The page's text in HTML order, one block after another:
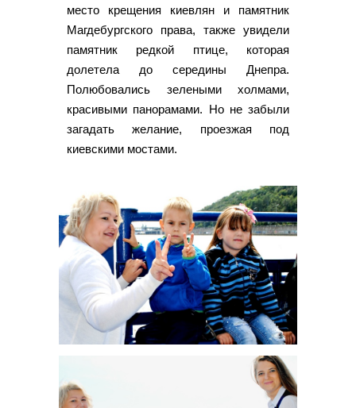
место крещения киевлян и памятник
Магдебургского права, также увидели
памятник редкой птице, которая
долетела до середины Днепра.
Полюбовались зелеными холмами,
красивыми панорамами. Но не забыли
загадать желание, проезжая под
киевскими мостами.